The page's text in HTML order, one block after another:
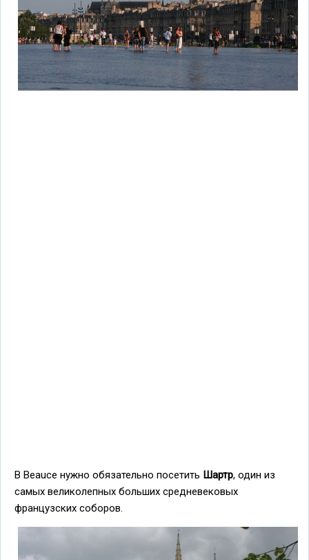
В Beauce нужно обязательно посетить Шартр, один из
самых великолепных больших средневековых
французских соборов.